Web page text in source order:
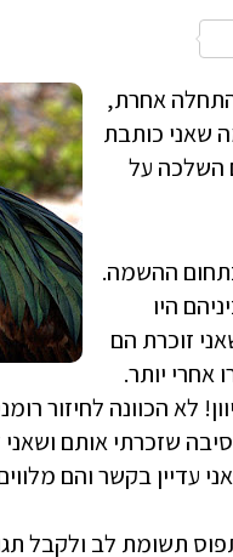
אחרת,
שאני כותבת
השלכה על
ההשמה.
היו
זוכרת הם
אחרי יותר.
לא הכוונה לחיזור
שזכרתי אותם ושאני
עדיין בקשר והם
תשומת לב ולקבל